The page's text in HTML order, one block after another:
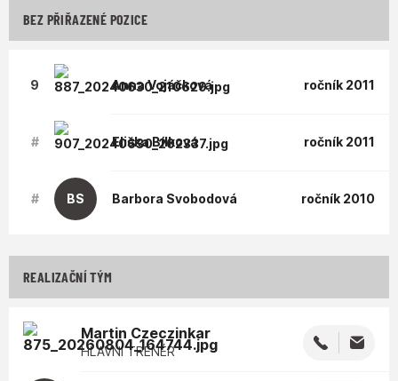
REALIZAČNÍ TÝM
Martin Czeczinkar
HLAVNÍ TRENÉR
BEZ PŘIŘAZENÉ POZICE
9 AnnaVojáčková ročník 2011
# EliškaBílková ročník 2011
# BS Barbora Svobodová ročník 2010